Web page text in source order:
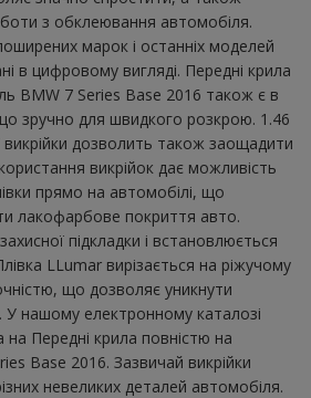
з обклеювання автомобіля.
марок і останніх моделей
в цифровому вигляді. Передні крила
BMW 7 Series Base 2016 також є в
зручно для швидкого розкрою. 1.46
викрійки дозволить також заощадити
викрійок дає можливість
прямо на автомобілі, що
лакофарбове покриття авто.
підкладки і встановлюється
LLumar вирізається на ріжучому
що дозволяє уникнути
У нашому електронному каталозі
на Передні крила повністю на
Base 2016. Зазвичай викрійки
невеликих деталей автомобіля.